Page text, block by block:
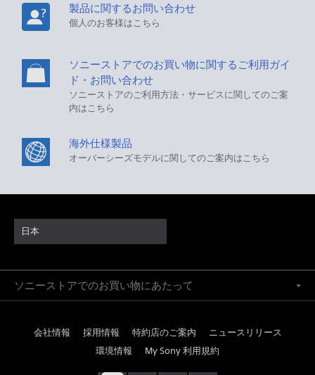
製品に関するお問い合わせ
個人のお客様はこちら
ソニーストアでのお買い物に関するご利用ガイ
ド・お問い合わせ
ソニーストアのご利用方法・サービスに関してのご案
内はこちら
海外仕様製品
オーバーシーズモデルに関してのご案内はこちら
日本
ソニーストアでのお買い物にあたって
会社情報 採用情報 特約店のご案内
ニュースリリース
環境情報
My Sony 利用規約